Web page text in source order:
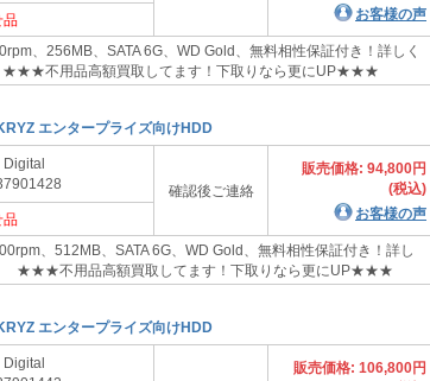
お客様の声
品
、256MB、SATA 6G、WD Gold、無料相性保証付き！詳しく
不用品高額買取してます！下取りなら更にUP★★★
エンタープライズ向けHDD
Digital
確認後ご連絡
販売価格: 94,800円
(税込)
お客様の声
品
、512MB、SATA 6G、WD Gold、無料相性保証付き！詳し
★★★不用品高額買取してます！下取りなら更にUP★★★
エンタープライズ向けHDD
Digital
販売価格: 106,800円